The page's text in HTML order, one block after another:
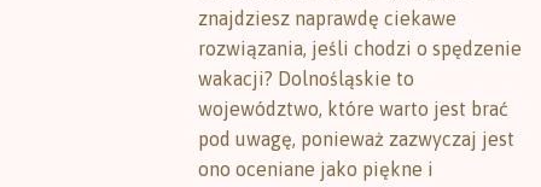
znajdziesz naprawdę ciekawe
rozwiązania, jeśli chodzi o spędzenie
wakacji? Dolnośląskie to
województwo, które warto jest brać
pod uwagę, ponieważ zazwyczaj jest
ono oceniane jako piękne i